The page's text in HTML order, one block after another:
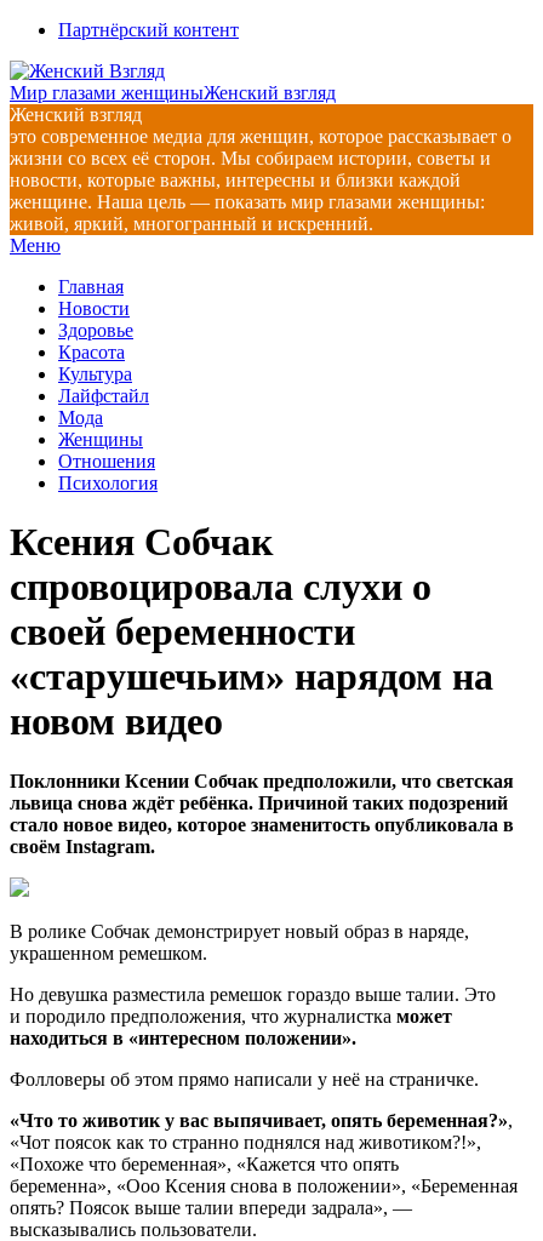
Перейти
содержимому
Партнёрский контент
Мир глазами женщиныЖенский взгляд
Женский взгляд
это современное медиа для женщин, которое рассказывает о
жизни со всех её сторон. Мы собираем истории, советы и
новости, которые важны, интересны и близки каждой
женщине. Наша цель — показать мир глазами женщины:
живой, яркий, многогранный и искренний.
Главное
меню
Меню
Главная
Новости
Здоровье
Красота
Культура
Лайфстайл
Мода
Женщины
Отношения
Психология
Ксения Собчак
спровоцировала слухи о
своей беременности
«старушечьим» нарядом на
новом видео
Поклонники Ксении Собчак предположили, что светская
львица снова ждёт ребёнка. Причиной таких подозрений
стало новое видео, которое знаменитость опубликовала в
своём Instagram.
В ролике Собчак демонстрирует новый образ в наряде,
украшенном ремешком.
Но девушка разместила ремешок гораздо выше талии. Это
и породило предположения, что журналистка может
находиться в «интересном положении».
Фолловеры об этом прямо написали у неё на страничке.
«Что то животик у вас выпячивает, опять беременная?»,
«Чот поясок как то странно поднялся над животиком?!»,
«Похоже что беременная», «Кажется что опять
беременна», «Ооо Ксения снова в положении», «Беременная
опять? Поясок выше талии впереди задрала», —
высказывались пользователи.